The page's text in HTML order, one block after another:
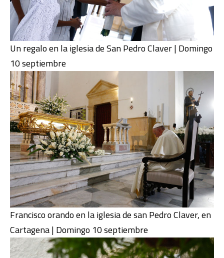
Un regalo en la iglesia de San Pedro Claver | Domingo
10 septiembre
Francisco orando en la iglesia de san Pedro Claver, en
Cartagena | Domingo 10 septiembre